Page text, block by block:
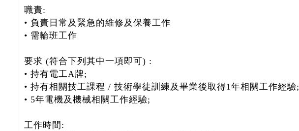
職責:
• 負責日常及緊急的維修及保養工作
• 需輪班工作
要求 (符合下列其中一項即可) :
• 持有電工A牌;
• 持有相關技工課程 / 技術學徒訓練及畢業後取得1年相關工作經驗;
• 5年電機及機械相關工作經驗;
工作時間: